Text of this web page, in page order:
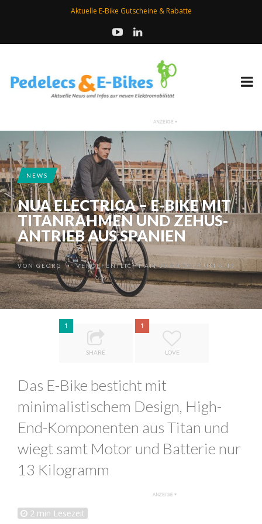
Aktuelle E-Bike Gutscheine & Rabatte
NEWS
NUA ELECTRICA – E-BIKE MIT
TITANRAHMEN UND ZEHUS-
ANTRIEB AUS SPANIEN
VON GEORG •VERÖFFENTLICHT AM 30.04.2019 UM 6:15
1
SHARE
1
LOVE
Das E-Bike besticht mit
minimalistischem Design, High-
End-Komponenten aus Titan und
wiegt samt Motor und Batterie nur
13 Kilogramm
2 min Lesezeit